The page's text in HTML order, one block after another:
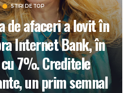
STIRI DE TOP
de afaceri a lovit în
Internet Bank, în
7%. Creditele
un prim semnal